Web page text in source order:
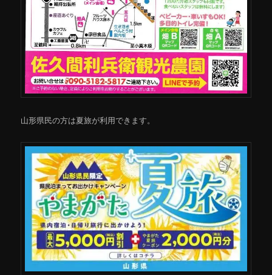
山形県民の方は夏旅が利用できます。